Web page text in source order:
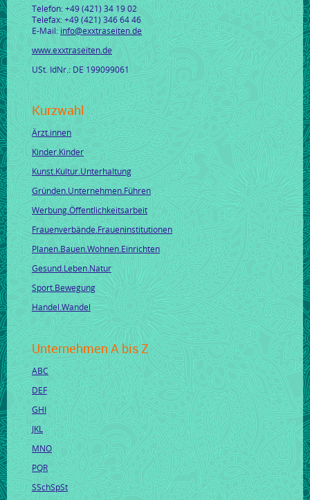
Telefon: +49 (421) 34 19 02
Telefax: +49 (421) 346 64 46
E-Mail: info@exxtraseiten.de
www.exxtraseiten.de
USt. IdNr.: DE 199099061
Kurzwahl
Ärzt.innen
Kinder.Kinder
Kunst.Kultur.Unterhaltung
Gründen.Unternehmen.Führen
Werbung.Öffentlichkeitsarbeit
Frauenverbände.Fraueninstitutionen
Planen.Bauen.Wohnen.Einrichten
Gesund.Leben.Natur
Sport.Bewegung
Handel.Wandel
Unternehmen A bis Z
ABC
DEF
GHI
JKL
MNO
PQR
SSchSpSt